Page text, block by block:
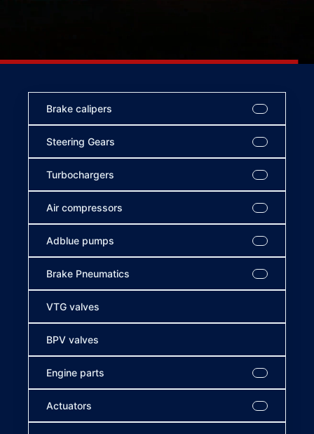
Brake calipers
Steering Gears
Turbochargers
Air compressors
Adblue pumps
Brake Pneumatics
VTG valves
BPV valves
Engine parts
Actuators